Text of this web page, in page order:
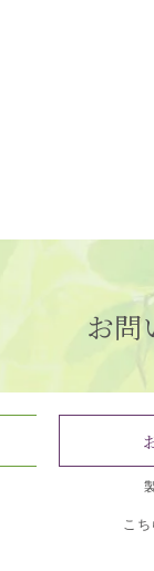
お問
こち